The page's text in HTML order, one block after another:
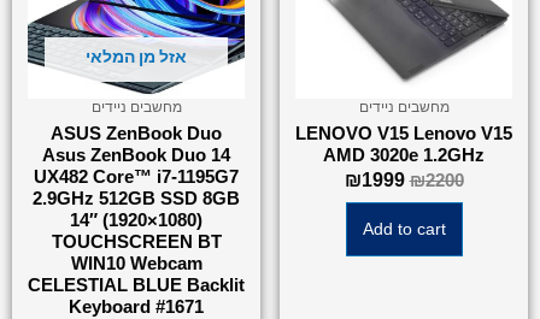
מחשבים ניידים
LENOVO V15 Lenovo V15
AMD 3020e 1.2GHz
₪2200
₪1999
Add to cart
אזל מן המלאי
מחשבים ניידים
ASUS ZenBook Duo
Asus ZenBook Duo 14
UX482 Core™ i7-1195G7
2.9GHz 512GB SSD 8GB
14″ (1920×1080)
TOUCHSCREEN BT
WIN10 Webcam
CELESTIAL BLUE Backlit
Keyboard #1671